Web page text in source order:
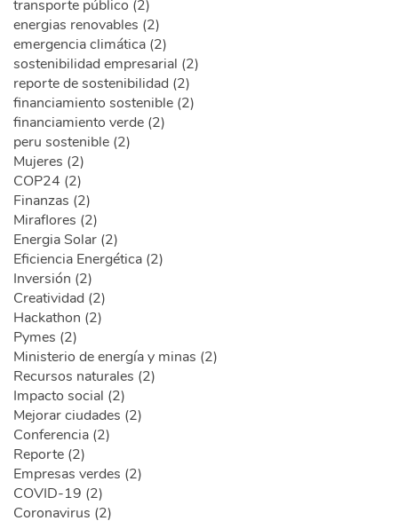
transporte público (2)
energias renovables (2)
emergencia climática (2)
sostenibilidad empresarial (2)
reporte de sostenibilidad (2)
financiamiento sostenible (2)
financiamiento verde (2)
peru sostenible (2)
Mujeres (2)
COP24 (2)
Finanzas (2)
Miraflores (2)
Energia Solar (2)
Eficiencia Energética (2)
Inversión (2)
Creatividad (2)
Hackathon (2)
Pymes (2)
Ministerio de energía y minas (2)
Recursos naturales (2)
Impacto social (2)
Mejorar ciudades (2)
Conferencia (2)
Reporte (2)
Empresas verdes (2)
COVID-19 (2)
Coronavirus (2)